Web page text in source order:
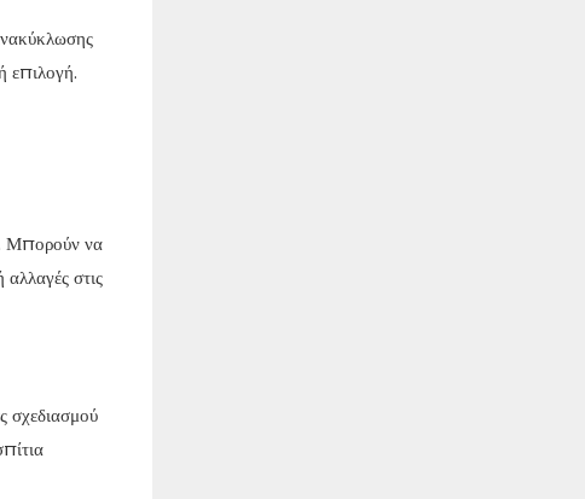
επιλογή.
Μπορούν να
στις
σχεδιασμού